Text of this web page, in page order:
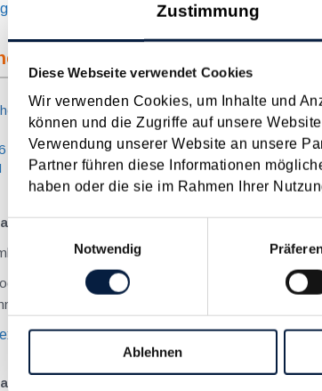
Zustimmung
Diese Webseite verwendet Cookies
Wir verwenden Cookies, um Inhalte und
können und die Zugriffe auf unsere
Verwendung unserer Website an unsere
Partner führen diese Informationen
haben oder die sie im Rahmen Ihrer
Einwilligungsauswahl
Notwendig
Ablehnen
drucken
im Archiv
nach Begriffen Suche nach Datum
2025 2024 2023 2022 2021
FEB MÄR APR MAI JUN JUL
vor Jahresende 2022 - Für Unternehmer
2022
gerade wegen der aktuell turbulenten Zeiten
werden. Denn es finden sich regelmäßig
empfehlen drucken
vor Jahresende 2022 - Für Arbeitgeber